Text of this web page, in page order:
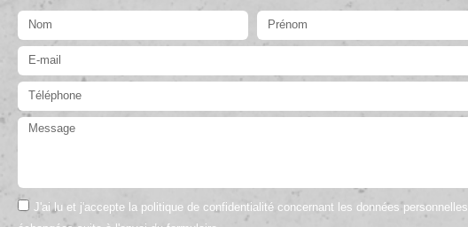
J'ai lu et j'accepte la politique de confidentialité concernant les données personnelles